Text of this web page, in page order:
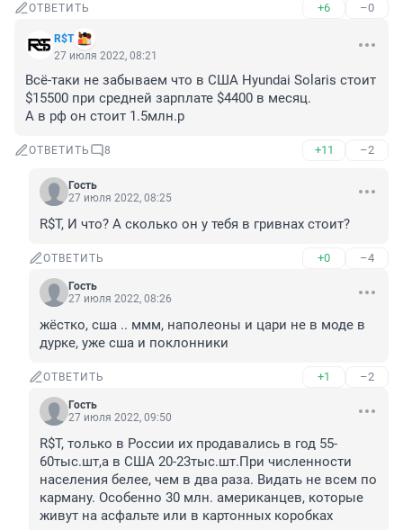
ОТВЕТИТЬ +6 –0
R$Т
27 июля 2022, 08:21
Всё-таки не забываем что в США Hyundai Solaris стоит
$15500 при средней зарплате $4400 в месяц.
А в рф он стоит 1.5млн.р
ОТВЕТИТЬ 8 +11 –2
Гость
27 июля 2022, 08:25
R$Т, И что? А сколько он у тебя в гривнах стоит?
ОТВЕТИТЬ +0 –4
Гость
27 июля 2022, 08:26
жёстко, сша .. ммм, наполеоны и цари не в моде в
дурке, уже сша и поклонники
ОТВЕТИТЬ +1 –2
Гость
27 июля 2022, 09:50
R$Т, только в России их продавались в год 55-
60тыс.шт,а в США 20-23тыс.шт.При численности
населения белее, чем в два раза. Видать не всем по
карману. Особенно 30 млн. американцев, которые
живут на асфальте или в картонных коробках